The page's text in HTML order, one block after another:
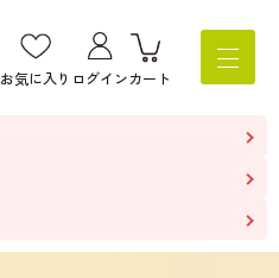
お気に入り ログインカート